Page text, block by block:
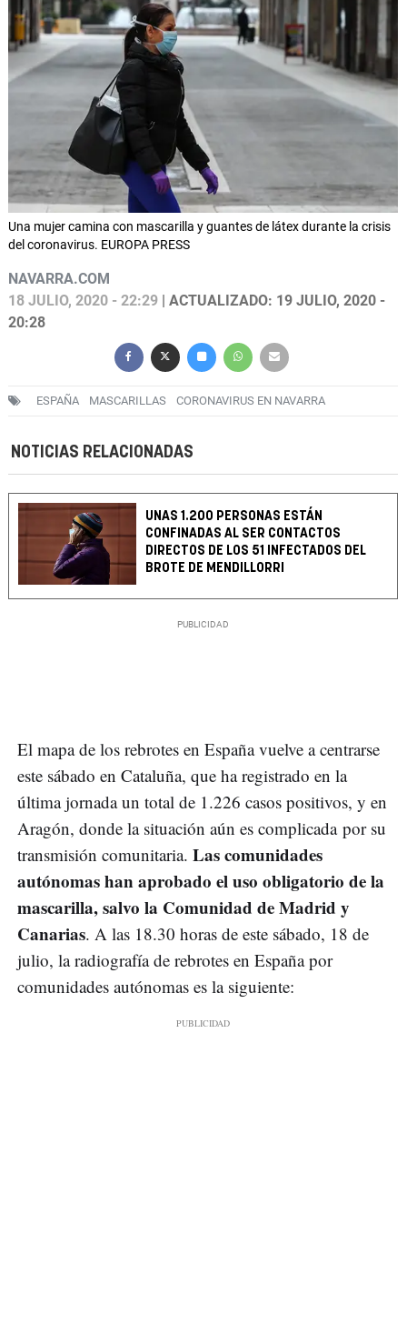
Una mujer camina con mascarilla y guantes de látex durante la crisis
del coronavirus. EUROPA PRESS
NAVARRA.COM
18 JULIO, 2020 - 22:29 | ACTUALIZADO: 19 JULIO, 2020 -
20:28
ESPAÑA MASCARILLAS CORONAVIRUS EN NAVARRA
NOTICIAS RELACIONADAS
UNAS 1.200 PERSONAS ESTÁN
CONFINADAS AL SER CONTACTOS
DIRECTOS DE LOS 51 INFECTADOS DEL
BROTE DE MENDILLORRI
El mapa de los rebrotes en España vuelve a centrarse
este sábado en Cataluña, que ha registrado en la
última jornada un total de 1.226 casos positivos, y en
Aragón, donde la situación aún es complicada por su
transmisión comunitaria. Las comunidades
autónomas han aprobado el uso obligatorio de la
mascarilla, salvo la Comunidad de Madrid y
Canarias. A las 18.30 horas de este sábado, 18 de
julio, la radiografía de rebrotes en España por
comunidades autónomas es la siguiente: